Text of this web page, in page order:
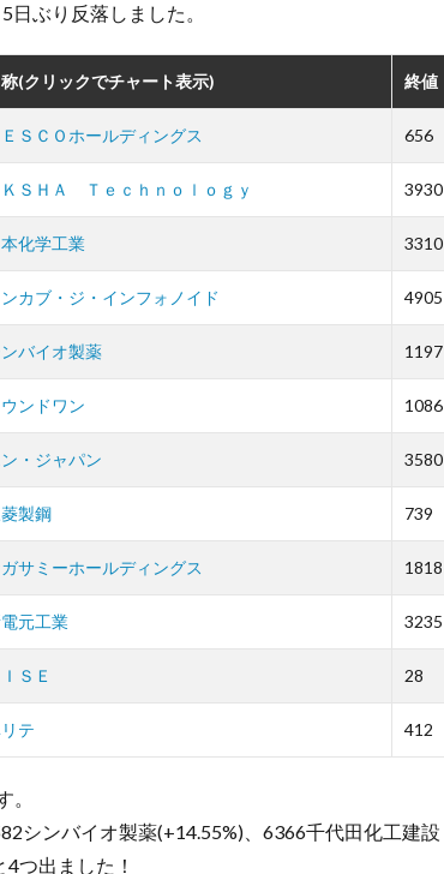
ぶり反落しました。
(クリックでチャート表示) 終値
ＥＳＣＯホールディングス 656
ＫＳＨＡ Ｔｅｃｈｎｏｌｏｇｙ 3930
化学工業 3310
ンカブ・ジ・インフォノイド 4905
バイオ製薬 1197
ンドワン 1086
・ジャパン 3580
製鋼 739
サミーホールディングス 1818
元工業 3235
ＳＥ 28
テ 412
シンバイオ製薬(+14.55%)、6366千代田化工建設
つ出ました！